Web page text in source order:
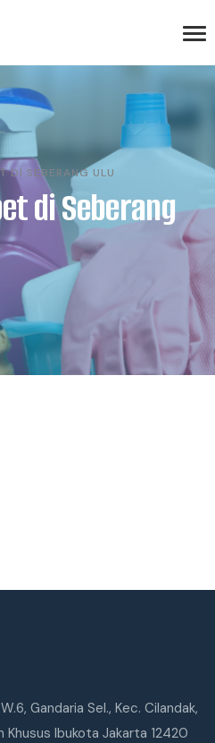
DI SEBERANG ULU
di Seberang
Gandaria Sel., Kec. Cilandak,
Khusus Ibukota Jakarta 12420